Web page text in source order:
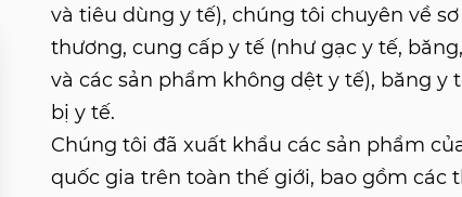
và tiêu dùng y tế), chúng tôi chuyên về
thương, cung cấp y tế (như gạc y tế,
và các sản phẩm không dệt y tế), băng y
bị y tế.
Chúng tôi đã xuất khẩu các sản phẩm
quốc gia trên toàn thế giới, bao gồm các